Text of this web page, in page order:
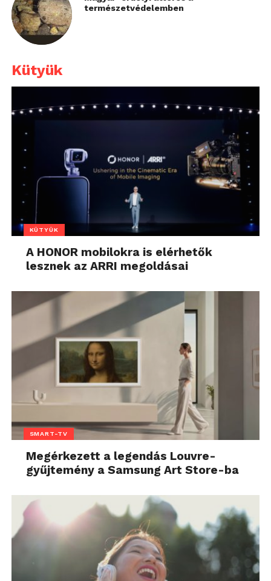
természetvédelemben
Kütyük
KÜTYÜK
A HONOR mobilokra is elérhetők
lesznek az ARRI megoldásai
SMART-TV
Megérkezett a legendás Louvre-
gyűjtemény a Samsung Art Store-ba